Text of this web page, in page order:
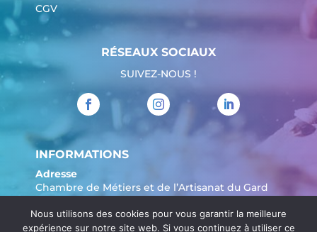
CGV
RÉSEAUX SOCIAUX
SUIVEZ-NOUS !
INFORMATIONS
Adresse
Chambre de Métiers et de l’Artisanat du Gard
904 Avenue Marechal Juin
30908 Nîmes
Nous utilisons des cookies pour vous garantir la meilleure
expérience sur notre site web. Si vous continuez à utiliser ce